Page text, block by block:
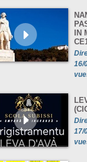
IN
16/
17/